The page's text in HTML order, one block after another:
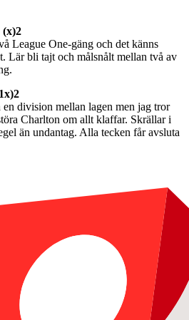
(x)2
League One-gäng och det känns
Lär bli tajt och målsnålt mellan två av
division mellan lagen men jag tror
Charlton om allt klaffar. Skrällar i
än undantag. Alla tecken får avsluta